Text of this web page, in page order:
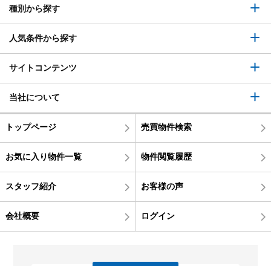
種別から探す
人気条件から探す
サイトコンテンツ
当社について
トップページ 売買物件検索
お気に入り物件一覧 物件閲覧履歴
スタッフ紹介 お客様の声
会社概要 ログイン